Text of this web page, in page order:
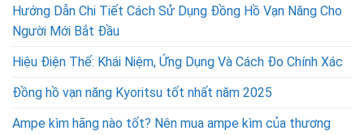
Hướng Dẫn Chi Tiết Cách Sử Dụng Đồng Hồ Vạn Năng Cho
Người Mới Bắt Đầu
Hiệu Điện Thế: Khái Niệm, Ứng Dụng Và Cách Đo Chính Xác
Đồng hồ vạn năng Kyoritsu tốt nhất năm 2025
Ampe kìm hãng nào tốt? Nên mua ampe kìm của thương